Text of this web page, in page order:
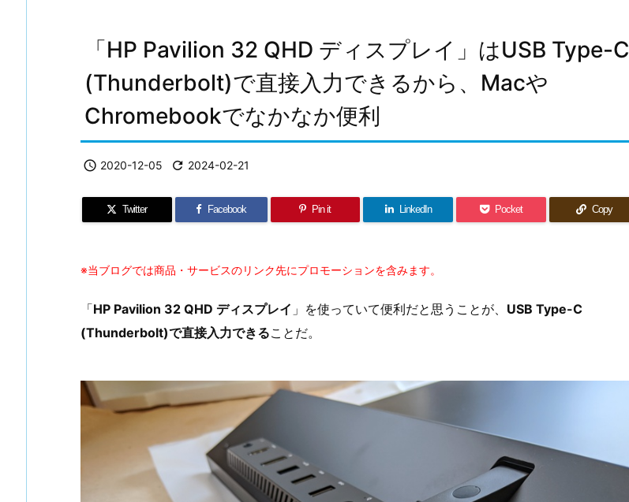
「HP Pavilion 32 QHD ディスプレイ」はUSB Type-C
(Thunderbolt)で直接入力できるから、Macや
Chromebookでなかなか便利
 2020-12-05  2024-02-21
Twitter Facebook Pin it LinkedIn Pocket Copy
※当ブログでは商品・サービスのリンク先にプロモーションを含みます。
「HP Pavilion 32 QHD ディスプレイ 」を使っていて便利だと思うことが、 USB Type-C
(Thunderbolt)で直接入力できることだ。